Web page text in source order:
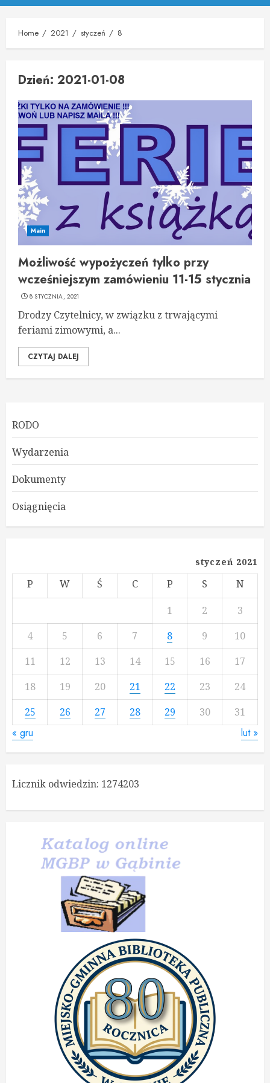
Menu
Home 2021 styczeń 8
Dzień: 2021-01-08
Main
Możliwość wypożyczeń tylko przy
wcześniejszym zamówieniu 11-15 stycznia
8 STYCZNIA, 2021
Drodzy Czytelnicy, w związku z trwającymi
feriami zimowymi, a...
CZYTAJ DALEJ
RODO
Wydarzenia
Dokumenty
Osiągnięcia
styczeń 2021
P W Ś C P S
N
1
2
3
4
5 6 7 8 9
10
11
12 13 14 15 16
17
18
19 20 21 22 23
24
25
26 27 28 29 30 31
« gru lut »
Licznik odwiedzin: 1274203